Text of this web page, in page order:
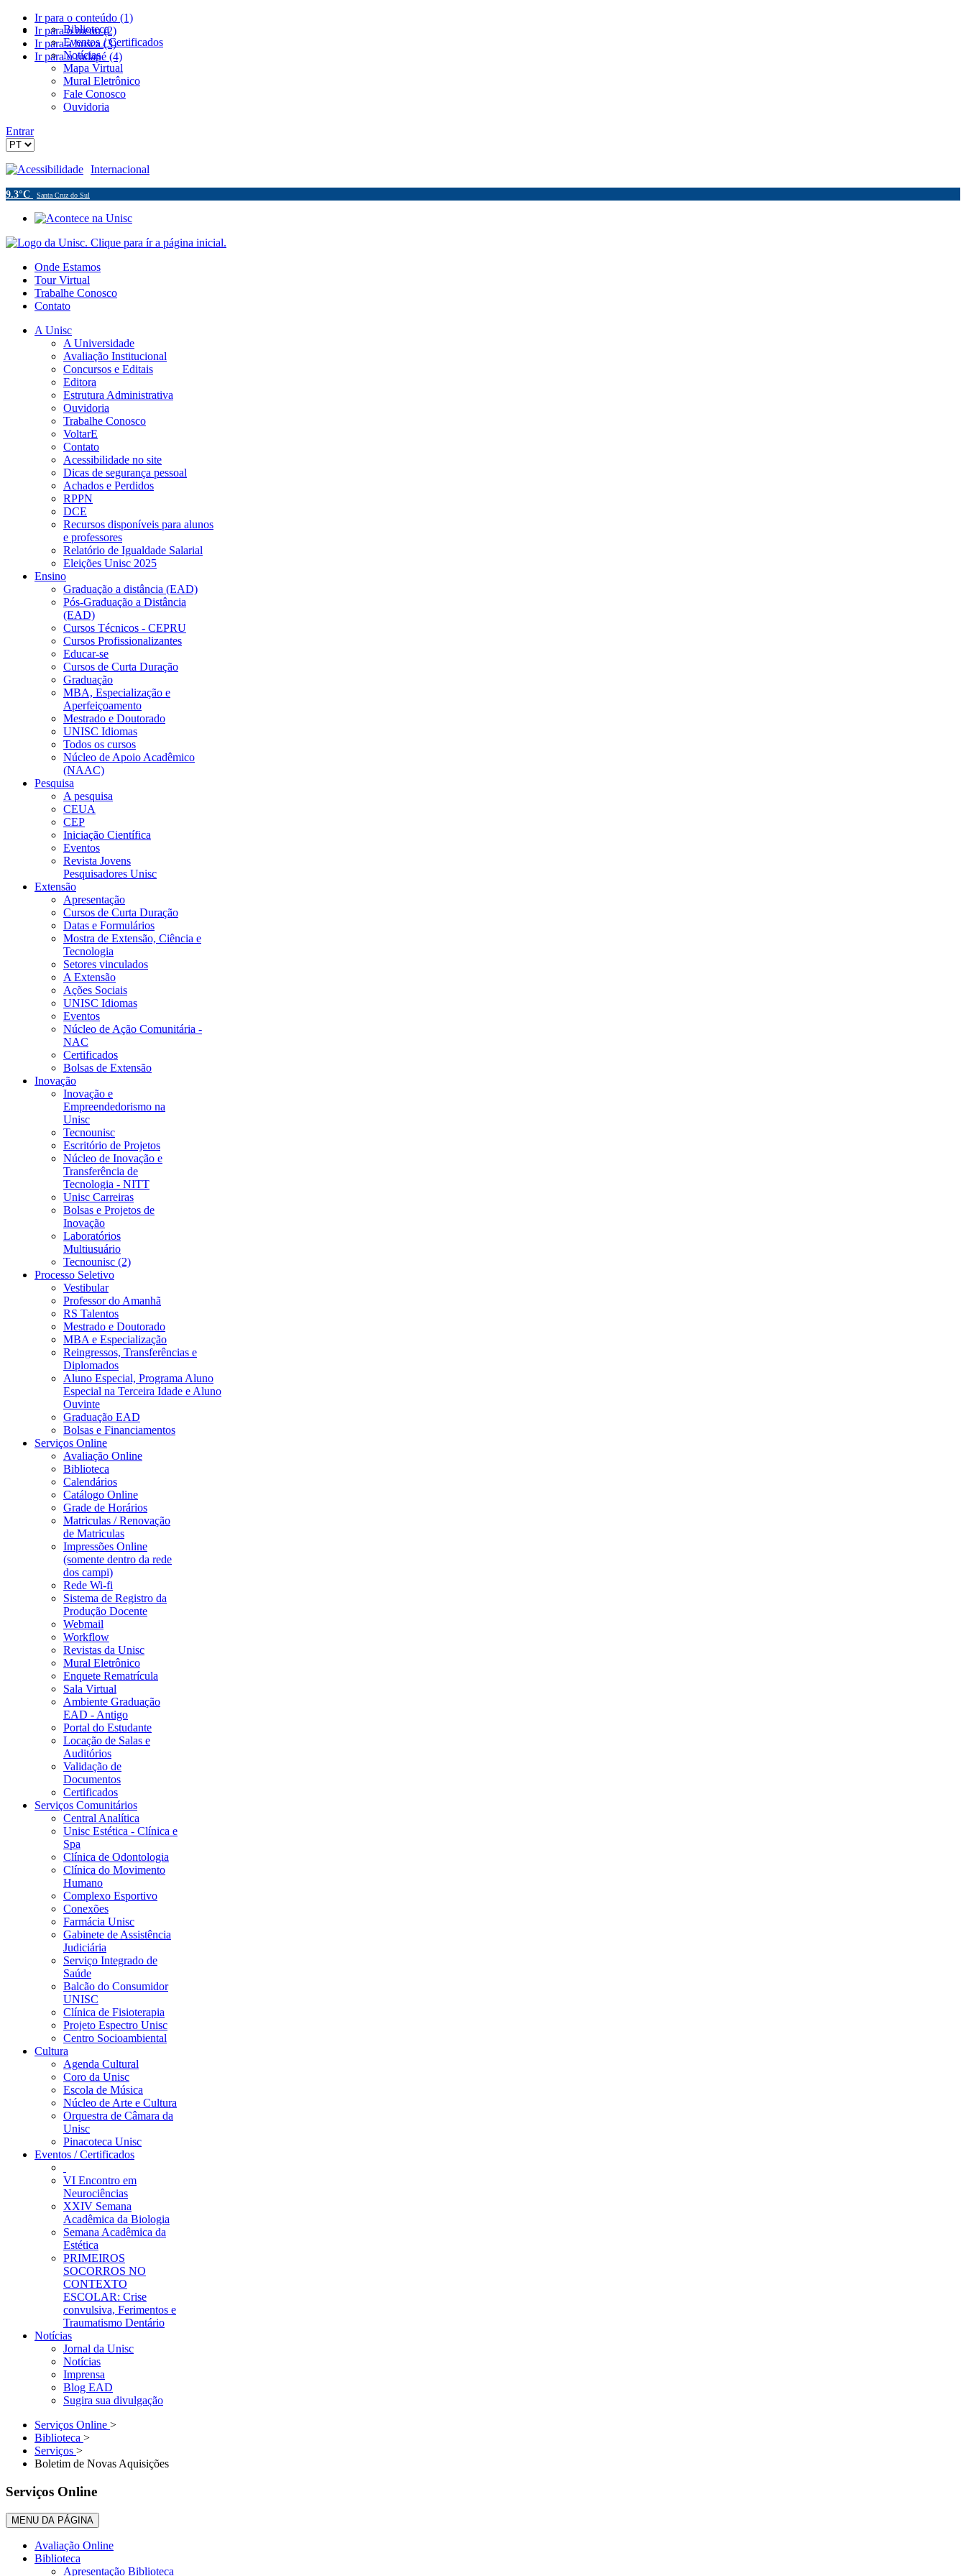
Ir para o conteúdo (1)
Ir para o menu (2)
Ir para a busca (3)
Ir para o rodapé (4)
Biblioteca
Eventos / Certificados
Notícias
Mapa Virtual
Mural Eletrônico
Fale Conosco
Ouvidoria
Entrar
Acessibilidade Internacional
9.3°C Santa Cruz do Sul
Onde Estamos
Tour Virtual
Trabalhe Conosco
Contato
A Unisc
A Universidade
Avaliação Institucional
Concursos e Editais
Editora
Estrutura Administrativa
Ouvidoria
Trabalhe Conosco
VoltarE
Contato
Acessibilidade no site
Dicas de segurança pessoal
Achados e Perdidos
RPPN
DCE
Recursos disponíveis para alunos
e professores
Relatório de Igualdade Salarial
Eleições Unisc 2025
Ensino
Graduação a distância (EAD)
Pós-Graduação a Distância
(EAD)
Cursos Técnicos - CEPRU
Cursos Profissionalizantes
Educar-se
Cursos de Curta Duração
Graduação
MBA, Especialização e
Aperfeiçoamento
Mestrado e Doutorado
UNISC Idiomas
Todos os cursos
Núcleo de Apoio Acadêmico
(NAAC)
Pesquisa
A pesquisa
CEUA
CEP
Iniciação Científica
Eventos
Revista Jovens
Pesquisadores Unisc
Extensão
Apresentação
Cursos de Curta Duração
Datas e Formulários
Mostra de Extensão, Ciência e
Tecnologia
Setores vinculados
A Extensão
Ações Sociais
UNISC Idiomas
Eventos
Núcleo de Ação Comunitária -
NAC
Certificados
Bolsas de Extensão
Inovação
Inovação e
Empreendedorismo na
Unisc
Tecnounisc
Escritório de Projetos
Núcleo de Inovação e
Transferência de
Tecnologia - NITT
Unisc Carreiras
Bolsas e Projetos de
Inovação
Laboratórios
Multiusuário
Tecnounisc (2)
Processo Seletivo
Vestibular
Professor do Amanhã
RS Talentos
Mestrado e Doutorado
MBA e Especialização
Reingressos, Transferências e
Diplomados
Aluno Especial, Programa Aluno
Especial na Terceira Idade e Aluno
Ouvinte
Graduação EAD
Bolsas e Financiamentos
Serviços Online
Avaliação Online
Biblioteca
Calendários
Catálogo Online
Grade de Horários
Matriculas / Renovação
de Matriculas
Impressões Online
(somente dentro da rede
dos campi)
Rede Wi-fi
Sistema de Registro da
Produção Docente
Webmail
Workflow
Revistas da Unisc
Mural Eletrônico
Enquete Rematrícula
Sala Virtual
Ambiente Graduação
EAD - Antigo
Portal do Estudante
Locação de Salas e
Auditórios
Validação de
Documentos
Certificados
Serviços Comunitários
Central Analítica
Unisc Estética - Clínica e
Spa
Clínica de Odontologia
Clínica do Movimento
Humano
Complexo Esportivo
Conexões
Farmácia Unisc
Gabinete de Assistência
Judiciária
Serviço Integrado de
Saúde
Balcão do Consumidor
UNISC
Clínica de Fisioterapia
Projeto Espectro Unisc
Centro Socioambiental
Cultura
Agenda Cultural
Coro da Unisc
Escola de Música
Núcleo de Arte e Cultura
Orquestra de Câmara da
Unisc
Pinacoteca Unisc
Eventos / Certificados
VI Encontro em
Neurociências
XXIV Semana
Acadêmica da Biologia
Semana Acadêmica da
Estética
PRIMEIROS
SOCORROS NO
CONTEXTO
ESCOLAR: Crise
convulsiva, Ferimentos e
Traumatismo Dentário
Notícias
Jornal da Unisc
Notícias
Imprensa
Blog EAD
Sugira sua divulgação
Serviços Online >
Biblioteca >
Serviços >
Boletim de Novas Aquisições
Serviços Online
MENU DA PÁGINA
Avaliação Online
Biblioteca
Apresentação Biblioteca